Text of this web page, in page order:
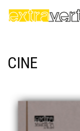
CINE